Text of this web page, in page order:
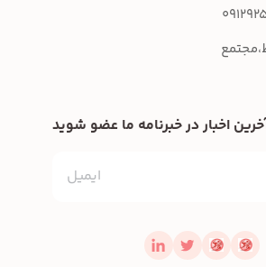
اخبار در خبرنامه ما عضو شوید